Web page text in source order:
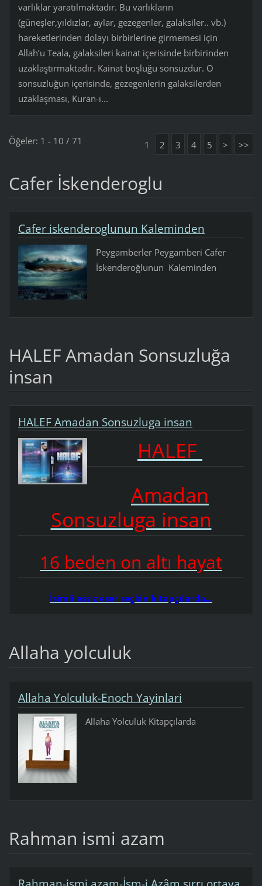
varlıklar yaratılmaktadır. Bu varlıkların
(güneşler,yıldızlar, aylar, gezegenler, galaksiler.. vb.)
hareketlerinden dolayı birbirlerine girmemesi için
Allah’u Teala, galaksileri kainat içerisinde birbirinden
uzaklaştırmaktadır. Kainat boşluğu sonsuzdur. O
sonsuzluğun içerisinde, gezegenlerin galaksilerden
uzaklaşması, Kuran-ı...
Öğeler: 1 - 10 / 71 1 2 3 4 5 > >>
Cafer İskenderoglu
Cafer iskenderoglunun Kaleminden
Peygamberler Peygamberi Cafer
İskenderoğlunun Kaleminden
HALEF Amadan Sonsuzluğa
insan
HALEF Amadan Sonsuzluga insan
HALEF
Amadan
Sonsuzluga insan
16 beden on altı hayat
İsimli essiz eser seçkin kitapçılarda...
Allaha yolculuk
Allaha Yolculuk-Enoch Yayinlari
Allaha Yolculuk Kitapçılarda
Rahman ismi azam